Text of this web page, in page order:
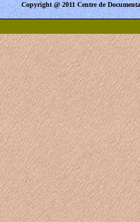
Copyright @ 2011 Centre de